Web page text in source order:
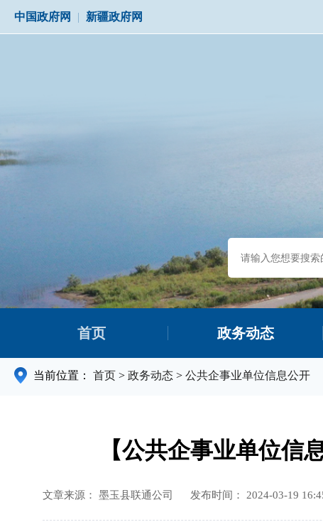
中国政府网 | 新疆政府网
首页 政务动态
当前位置： 首页 > 政务动态 > 公共企事业单位信息公开
【公共企事业单位信
文章来源： 墨玉县联通公司 发布时间： 2024-03-19